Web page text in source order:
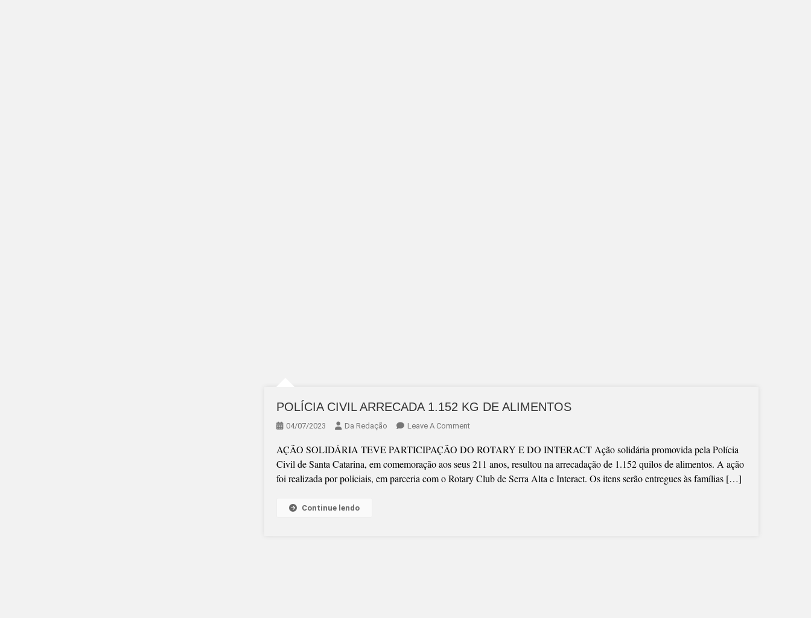
POLÍCIA CIVIL ARRECADA 1.152 KG DE ALIMENTOS
04/07/2023 Da Redação Leave A CommentOn
CIVIL
ARRECADA
1.152
AÇÃO SOLIDÁRIA TEVE PARTICIPAÇÃO DO ROTARY E DO INTERACT Ação solidária promovida pela Polícia
Civil de Santa Catarina, em comemoração aos seus 211 anos, resultou na arrecadação de 1.152 quilos de alimentos. A ação
foi realizada por policiais, em parceria com o Rotary Club de Serra Alta e Interact. Os itens serão entregues às famílias […]
Continue lendo